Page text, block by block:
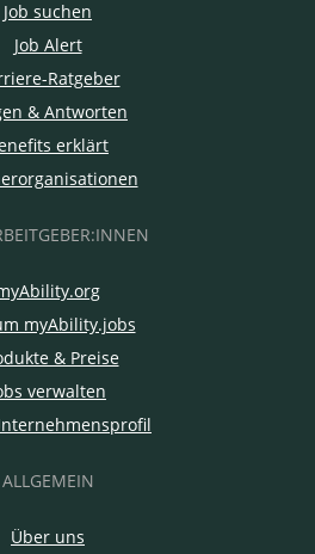
Job suchen
Job Alert
Ratgeber
& Antworten
erklärt
myAbility.jobs
& Preise
verwalten
ALLGEMEIN
Über uns